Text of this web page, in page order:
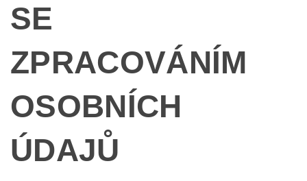
SE
ZPRACOVÁNÍM
OSOBNÍCH
ÚDAJŮ